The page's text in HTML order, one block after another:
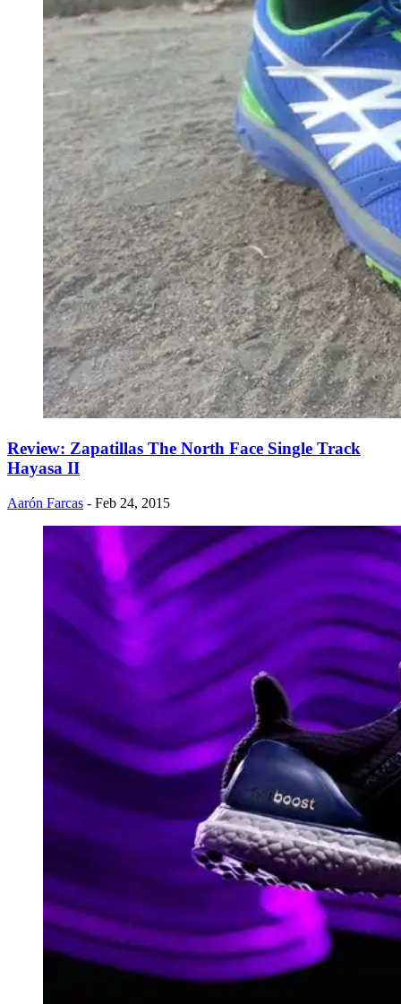
Review: Zapatillas The North Face Single Track
Hayasa II
Aarón Farcas - Feb 24, 2015